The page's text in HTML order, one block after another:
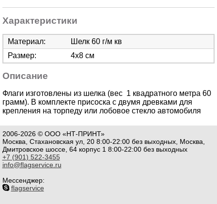
Характеристики
Материал:
Шелк 60 г/м кв
Размер:
4х8 см
Описание
Флаги изготовлены из шелка (вес 1 квадратного метра 60
грамм). В комплекте присоска с двумя древками для
крепления на торпеду или лобовое стекло автомобиля
2006-2026 © ООО «НТ-ПРИНТ»
Москва, Стахановская ул, 20 8:00-22:00 без выходных, Москва,
Дмитровское шоссе, 64 корпус 1 8:00-22:00 без выходных
+7 (901) 522-3455
info@flagservice.ru
Мессенджер:
flagservice